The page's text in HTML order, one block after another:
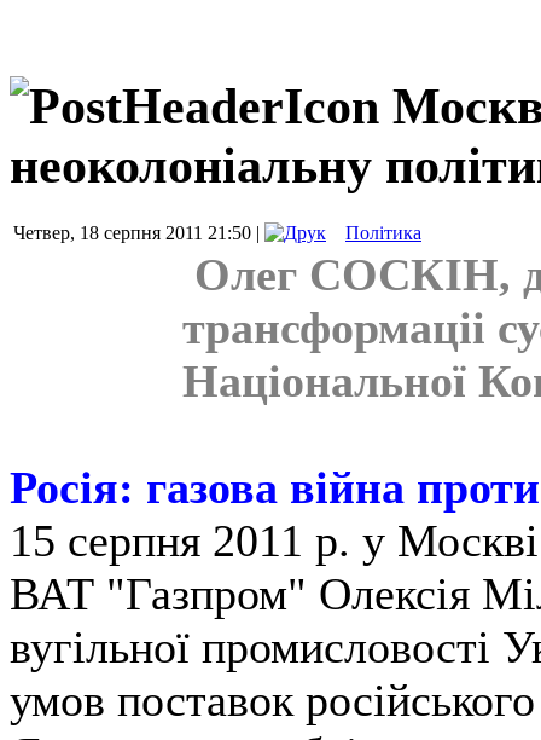
неоколоніальну
Четвер, 18 серпня 2011 21:50 | Політика
Олег СОСКІН,
трансформаціі
Національної
Росія: газова війна
15 серпня 2011 р. у
ВАТ "Газпром" Олексія
вугільної промисловості
умов поставок